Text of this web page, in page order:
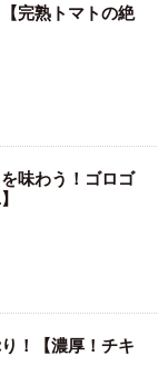
完熟トマトの絶
味わう！ゴロゴ
！【濃厚！チキ